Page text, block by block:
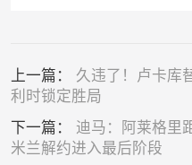
上一篇： 久违了！卢卡库
利时锁定胜局
下一篇： 迪马：阿莱格里
米兰解约进入最后阶段